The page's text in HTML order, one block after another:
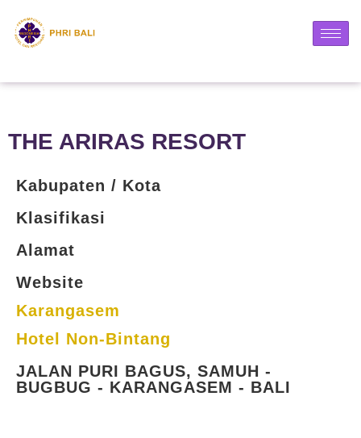
THE ARIRAS RESORT
Kabupaten / Kota
Klasifikasi
Alamat
Website
Karangasem
Hotel Non-Bintang
JALAN PURI BAGUS, SAMUH -
BUGBUG - KARANGASEM - BALI